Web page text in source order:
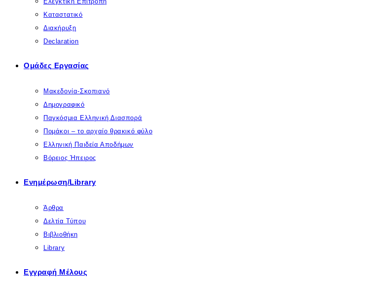
Καταστατικό
Διακήρυξη
Declaration
Ομάδες Εργασίας
Μακεδονία-Σκοπιανό
Δημογραφικό
Παγκόσμια Ελληνική Διασπορά
Πομάκοι – το αρχαίο θρακικό φύλο
Ελληνική Παιδεία Αποδήμων
Βόρειος Ήπειρος
Ενημέρωση/Library
Άρθρα
Δελτία Τύπου
Βιβλιοθήκη
Library
Εγγραφή Μέλους